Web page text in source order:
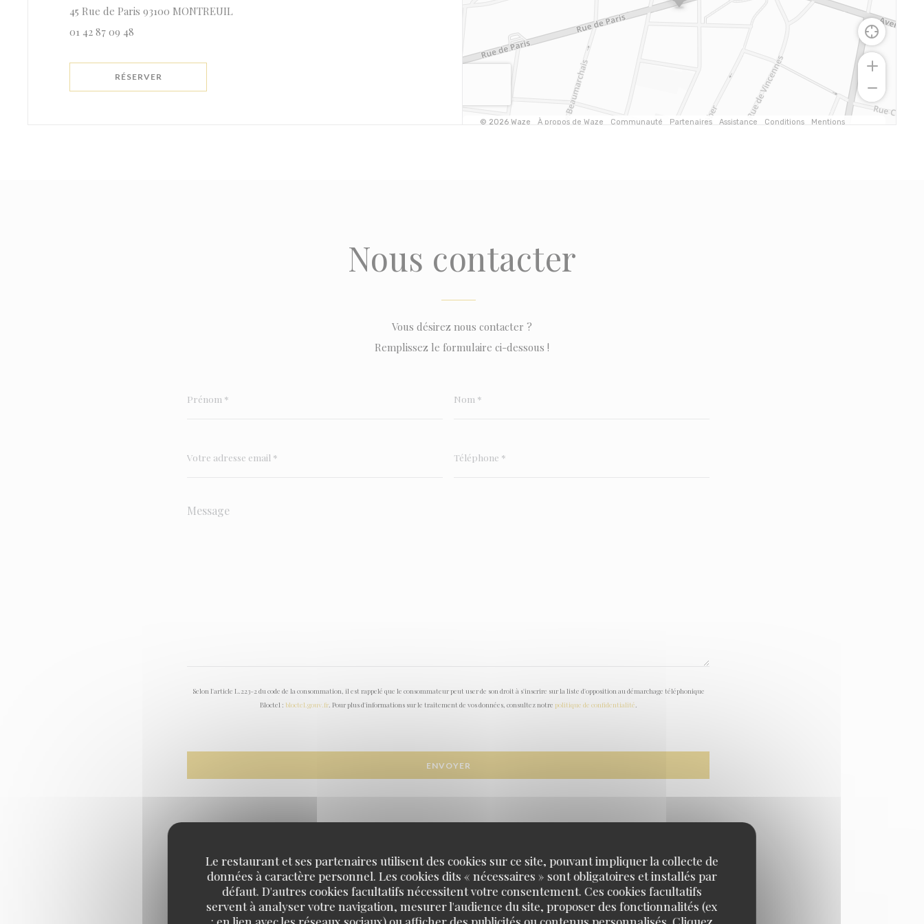
Le restaurant et ses partenaires utilisent des cookies sur ce site, pouvant impliquer la collecte de
données à caractère personnel. Les cookies dits « nécessaires » sont obligatoires et installés par
défaut. D'autres cookies facultatifs nécessitent votre consentement. Ces cookies facultatifs
servent à analyser votre navigation, mesurer l'audience du site, proposer des fonctionnalités (ex
45 Rue de Paris 93100 MONTREUIL
01 42 87 09 48
RÉSERVER
Nous contacter
Vous désirez nous contacter ?
Remplissez le formulaire ci-dessous !
Selon l'article L.223-2 du code de la consommation, il est rappelé que le consommateur peut user de son droit à s'inscrire sur la liste d'opposition au démarchage téléphonique
Bloctel : bloctel.gouv.fr. Pour plus d'informations sur le traitement de vos données, consultez notre politique de confidentialité.